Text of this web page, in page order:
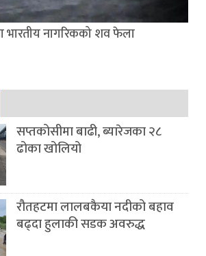
भारतीय नागरिकको शव फेला
सप्तकोसीमा बाढी, ब्यारेजका २८
ढोका खोलियो
रौतहटमा लालबकैया नदीको बहाव
बढ्दा हुलाकी सडक अवरुद्ध